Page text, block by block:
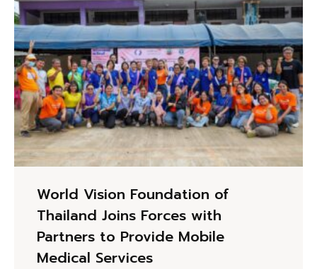
World Vision Foundation of
Thailand Joins Forces with
Partners to Provide Mobile
Medical Services